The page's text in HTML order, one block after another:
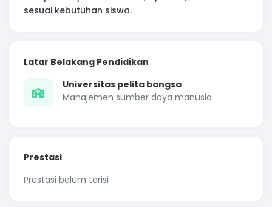
sesuai kebutuhan siswa.
Latar Belakang Pendidikan
Universitas pelita bangsa
Manajemen sumber daya manusia
Prestasi
Prestasi belum terisi